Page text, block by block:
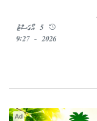
5 އޯގަސްޓު
2026 - 9:27
Ad